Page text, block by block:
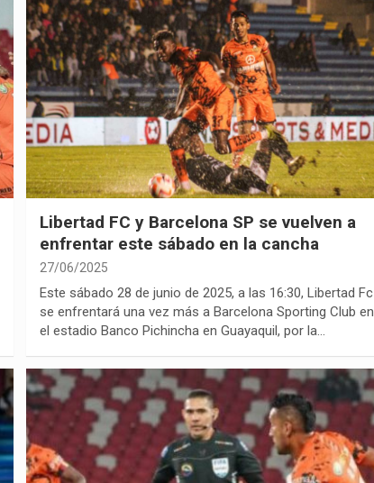
Libertad FC y Barcelona SP se vuelven a
enfrentar este sábado en la cancha
27/06/2025
Este sábado 28 de junio de 2025, a las 16:30, Libertad Fc
se enfrentará una vez más a Barcelona Sporting Club en
el estadio Banco Pichincha en Guayaquil, por la…